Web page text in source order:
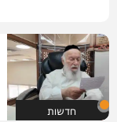
חדשות